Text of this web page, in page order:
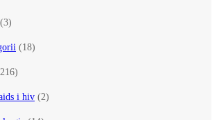
(3)
(18)
i hiv (2)